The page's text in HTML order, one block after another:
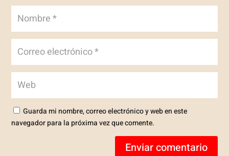
Guarda mi nombre, correo electrónico y web en este
navegador para la próxima vez que comente.
Enviar comentario